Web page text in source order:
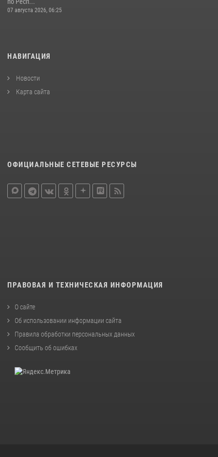
07 августа 2026, 06:25
НАВИГАЦИЯ
Новости
Карта сайта
ОФИЦИАЛЬНЫЕ СЕТЕВЫЕ РЕСУРСЫ
ПРАВОВАЯ И ТЕХНИЧЕСКАЯ ИНФОРМАЦИЯ
О сайте
Об использовании информации сайта
Правила обработки персональных данных
Сообщить об ошибках